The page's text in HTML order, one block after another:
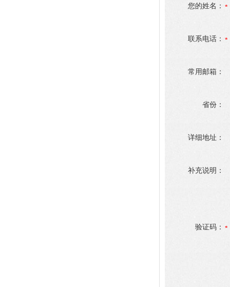
您的姓名：
联系电话：
常用邮箱：
省份：
详细地址：
补充说明：
验证码：